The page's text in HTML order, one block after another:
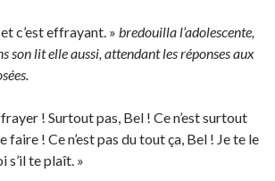
c’est effrayant. » bredouilla l’adolescente,
son lit elle aussi, attendant les réponses aux
! Surtout pas, Bel ! Ce n’est surtout
faire ! Ce n’est pas du tout ça, Bel ! Je te le
s’il te plaît. »